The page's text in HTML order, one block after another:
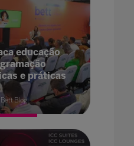
educação
e práticas
Bett Blog